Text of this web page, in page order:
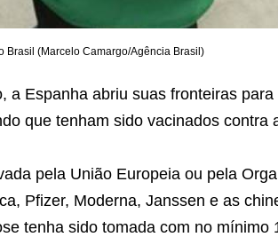
Brasil (Marcelo Camargo/Agência Brasil)
a Espanha abriu suas fronteiras
que tenham sido vacinados contra
pela União Europeia ou pela
Pfizer, Moderna, Janssen e as
tenha sido tomada com no mínimo